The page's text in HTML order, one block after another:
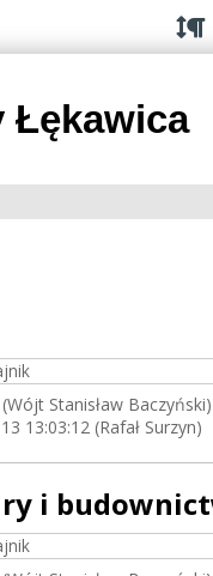
Łękawica
Stanisław Baczyński)
13:03:12 (Rafał Surzyn)
i